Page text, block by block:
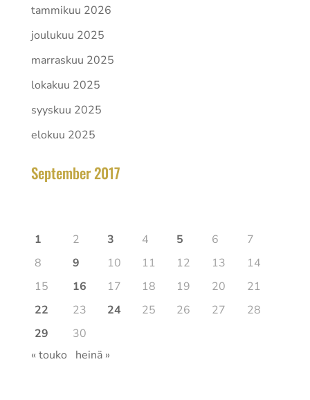
tammikuu 2026
joulukuu 2025
marraskuu 2025
lokakuu 2025
syyskuu 2025
elokuu 2025
September 2017
1
2 3 4 5 6
7
8
9 10 11 12 13
14
15
16 17 18 19 20
21
22
23 24 25 26 27
28
29
30
« touko
heinä »